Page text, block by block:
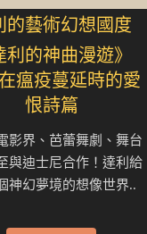
的藝術幻想國度
利的神曲漫遊》
瘟疫蔓延時的愛
恨詩篇
影界、芭蕾舞劇、舞台
與迪士尼合作！達利給
神幻夢境的想像世界..